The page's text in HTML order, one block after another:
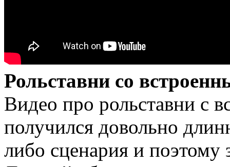
Рольставни со
Видео про рольставни с
получился довольно
либо сценария и поэтому